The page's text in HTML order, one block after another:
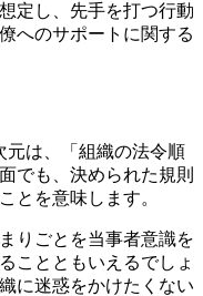
定し、先手を打つ行動
へのサポートに関する
元は、「組織の法令順
でも、決められた規則
とを意味します。
りごとを当事者意識を
ことともいえるでしょ
に迷惑をかけたくない